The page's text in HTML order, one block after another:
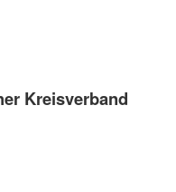
Kreisverband